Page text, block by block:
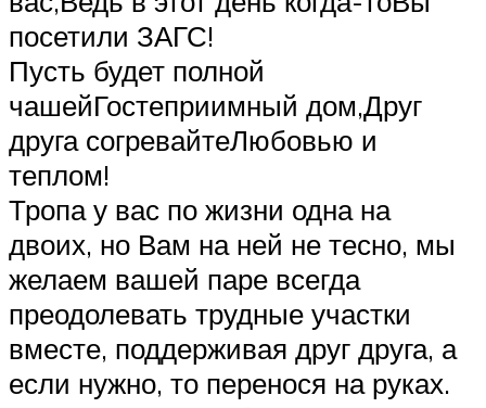
посетили ЗАГС!
Пусть будет полной
чашейГостеприимный дом,Друг
друга согревайтеЛюбовью и
теплом!
Тропа у вас по жизни одна на
двоих, но Вам на ней не тесно, мы
желаем вашей паре всегда
преодолевать трудные участки
вместе, поддерживая друг друга, а
если нужно, то перенося на руках.